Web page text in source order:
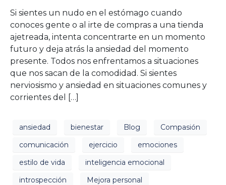
Si sientes un nudo en el estómago cuando
conoces gente o al irte de compras a una tienda
ajetreada, intenta concentrarte en un momento
futuro y deja atrás la ansiedad del momento
presente. Todos nos enfrentamos a situaciones
que nos sacan de la comodidad. Si sientes
nerviosismo y ansiedad en situaciones comunes y
corrientes del […]
ansiedad bienestar Blog
Compasión
comunicación
ejercicio
emociones
estilo de vida
inteligencia emocional
introspección
Mejora personal